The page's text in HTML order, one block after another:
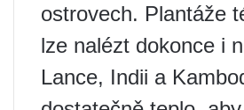
ostrovech. Plantáže
lze nalézt dokonce i
Lance, Indii a